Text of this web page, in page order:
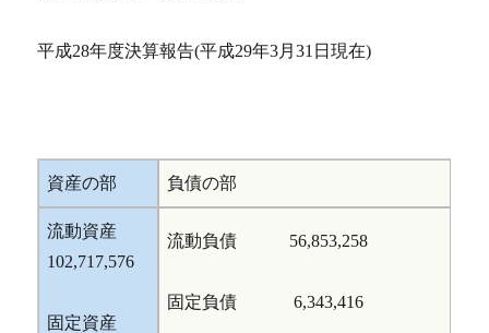
平成28年度決算報告(平成29年3月31日現在)
資産の部 負債の部
流動資産
102,717,576
固定資産
流動負債 56,853,258
固定負債 6,343,416